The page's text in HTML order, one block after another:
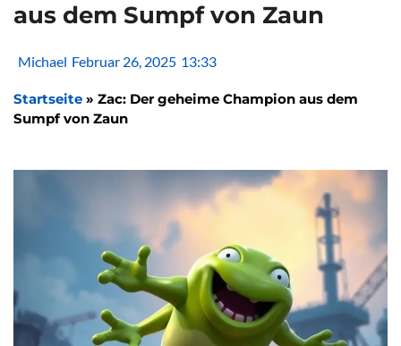
aus dem Sumpf von Zaun
Michael Februar 26, 2025 13:33
Startseite » Zac: Der geheime Champion aus dem
Sumpf von Zaun